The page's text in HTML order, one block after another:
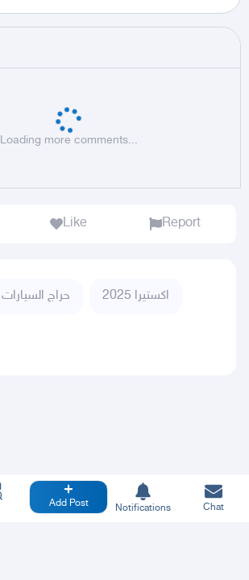
Loading more comments...
Like Report
حراج السيارات اكستيرا 2025
Add Post Notifications Chat